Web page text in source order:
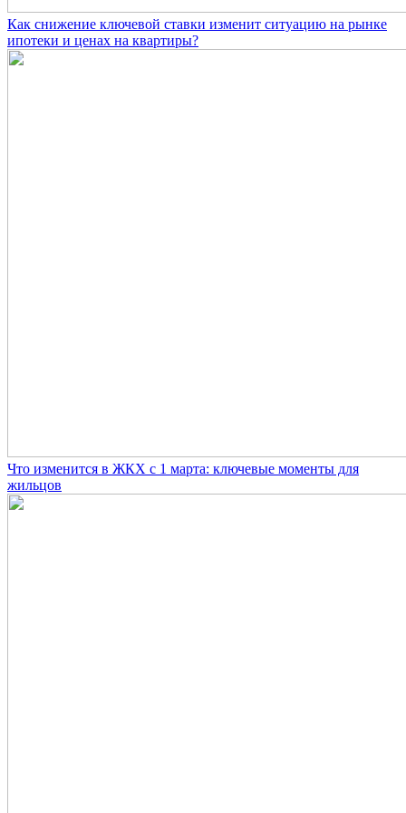
Как снижение ключевой ставки изменит ситуацию на рынке
ипотеки и ценах на квартиры?
Что изменится в ЖКХ с 1 марта: ключевые моменты для
жильцов